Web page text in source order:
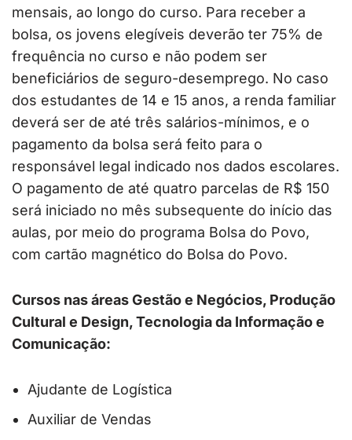
mensais, ao longo do curso. Para receber a
bolsa, os jovens elegíveis deverão ter 75% de
frequência no curso e não podem ser
beneficiários de seguro-desemprego. No caso
dos estudantes de 14 e 15 anos, a renda familiar
deverá ser de até três salários-mínimos, e o
pagamento da bolsa será feito para o
responsável legal indicado nos dados escolares.
O pagamento de até quatro parcelas de R$ 150
será iniciado no mês subsequente do início das
aulas, por meio do programa Bolsa do Povo,
com cartão magnético do Bolsa do Povo.
Cursos nas áreas Gestão e Negócios, Produção
Cultural e Design, Tecnologia da Informação e
Comunicação:
Ajudante de Logística
Auxiliar de Vendas